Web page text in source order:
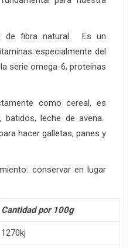
de fibra natural. Es un
especialmente del
serie omega-6, proteínas
como cereal, es
batidos, leche de avena.
hacer galletas, panes y
conservar en lugar
Cantidad por 100g
1270kj